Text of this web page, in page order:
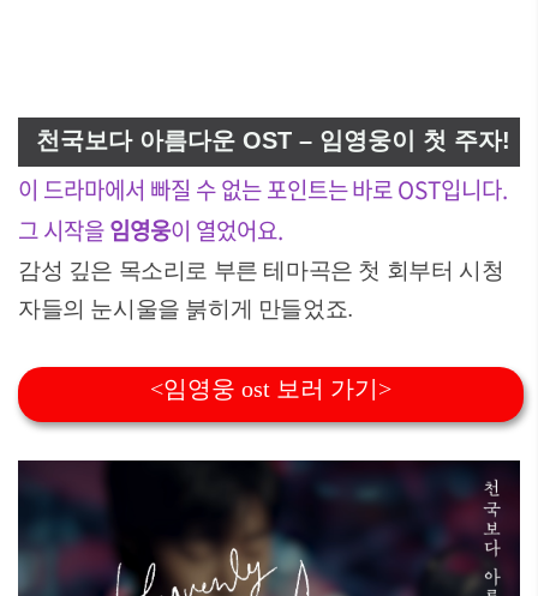
천국보다 아름다운 OST – 임영웅이 첫 주자!
이 드라마에서 빠질 수 없는 포인트는 바로 OST입니다.
그 시작을임영웅이 열었어요.
감성 깊은 목소리로 부른 테마곡은 첫 회부터 시청
자들의 눈시울을 붉히게 만들었죠.
<임영웅 ost 보러 가기>